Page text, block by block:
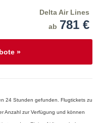
Delta Air Lines
ab 781 €
»
24 Stunden gefunden. Flugtickets zu
Anzahl zur Verfügung und können